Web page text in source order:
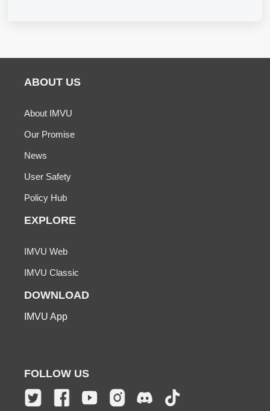
ABOUT US
About IMVU
Our Promise
News
User Safety
Policy Hub
EXPLORE
IMVU Web
IMVU Classic
DOWNLOAD
IMVU App
FOLLOW US